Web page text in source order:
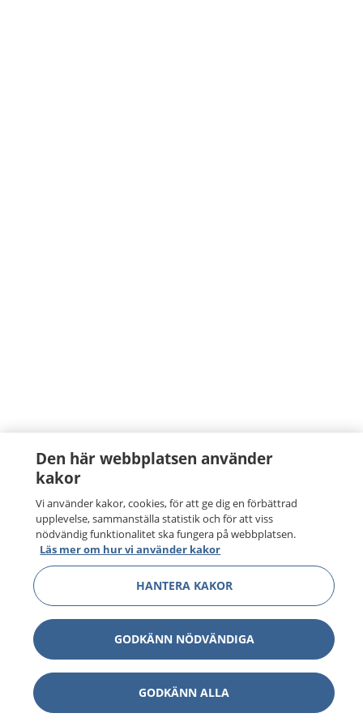
Den här webbplatsen använder
kakor
Vi använder kakor, cookies, för att ge dig en förbättrad
upplevelse, sammanställa statistik och för att viss
nödvändig funktionalitet ska fungera på webbplatsen.
Läs mer om hur vi använder kakor
HANTERA KAKOR
GODKÄNN NÖDVÄNDIGA
GODKÄNN ALLA